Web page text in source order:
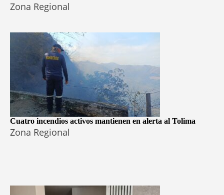
Zona Regional
Cuatro incendios activos mantienen en alerta al Tolima
Zona Regional